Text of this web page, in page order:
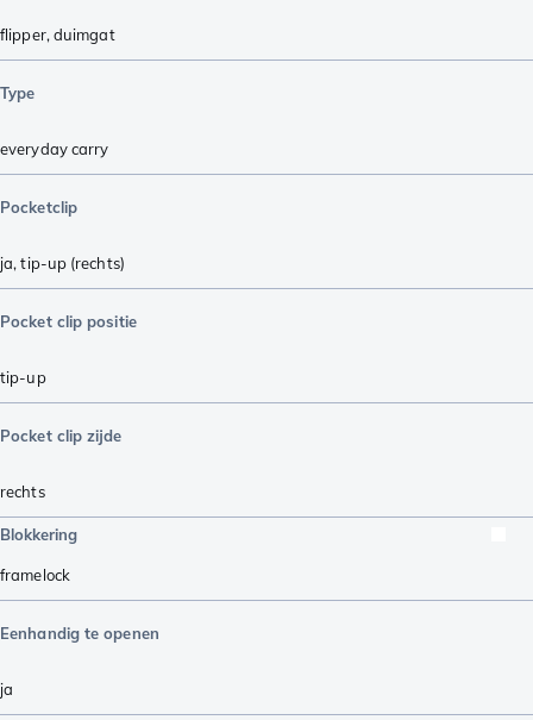
flipper,duimgat
Type
everyday carry
Pocketclip
ja, tip-up (rechts)
Pocket clip positie
tip-up
Pocket clip zijde
rechts
Blokkering
framelock
Eenhandig te openen
ja